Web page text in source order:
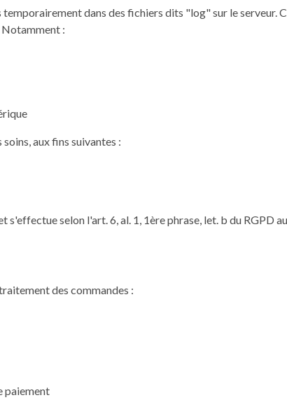
dans des fichiers dits "log" sur le serveur.
:
aux fins suivantes :
s'effectue selon l'art. 6, al. 1, 1ère phrase, let. b du RGPD
des commandes :
paiement